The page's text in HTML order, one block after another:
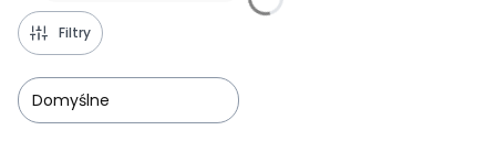
Filtry
Domyślne